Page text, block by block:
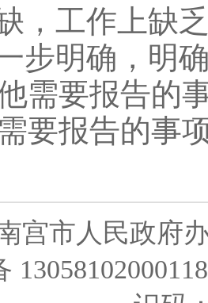
，工作上缺
步明确，明
需要报告的
要报告的事
宫市人民政